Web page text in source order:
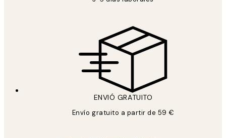
ENVIÓ GRATUITO
Envío gratuito a partir de 59 €